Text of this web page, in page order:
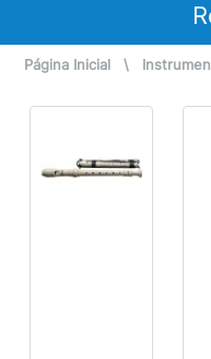
Página Inicial \